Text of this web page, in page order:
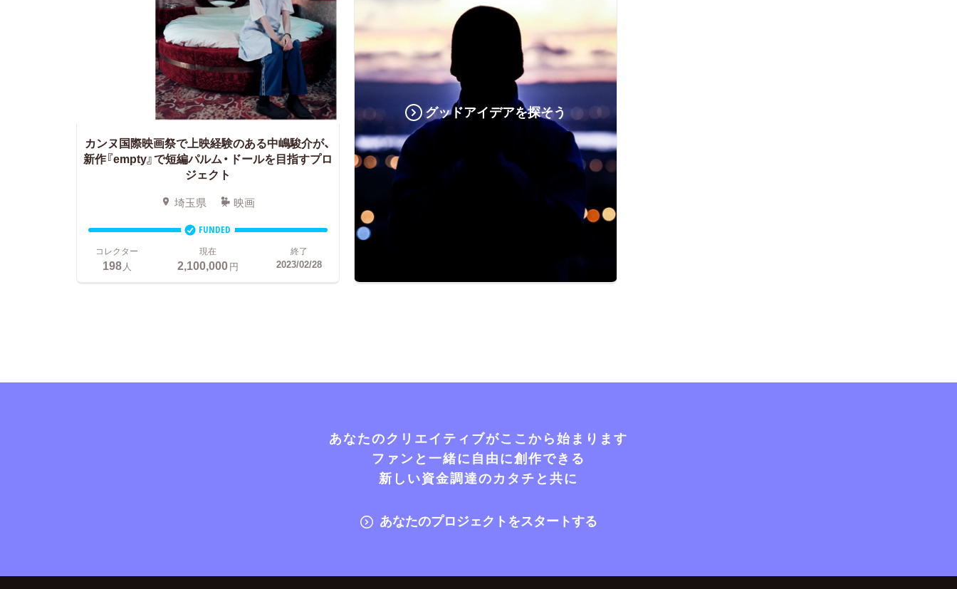
カンヌ国際映画祭で上映経験のある中嶋駿介が、
新作『empty』で短編パルム・ドールを目指すプロ
ジェクト
埼玉県 映画
FUNDED
コレクター
198人
現在
2,100,000円
終了
2023/02/28
グッドアイデアを探そう
あなたのクリエイティブがここから始まります
ファンと一緒に自由に創作できる
新しい資金調達のカタチと共に
あなたのプロジェクトをスタートする